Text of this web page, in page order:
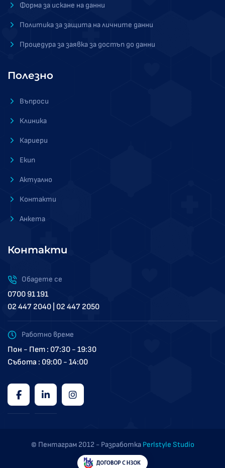
Форма за искане на данни
Политика за защита на личните данни
Процедура за заявка за достъп до данни
Полезно
Въпроси
Клиника
Кариери
Екип
Актуално
Контакти
Анкета
Контакти
Обадете се
0700 91 191
02 447 2040 | 02 447 2050
Работно време
Пон - Пет : 07:30 - 19:30
Събота : 09:00 - 14:00
© Пентаграм 2012 - Разработка Perlstyle Studio